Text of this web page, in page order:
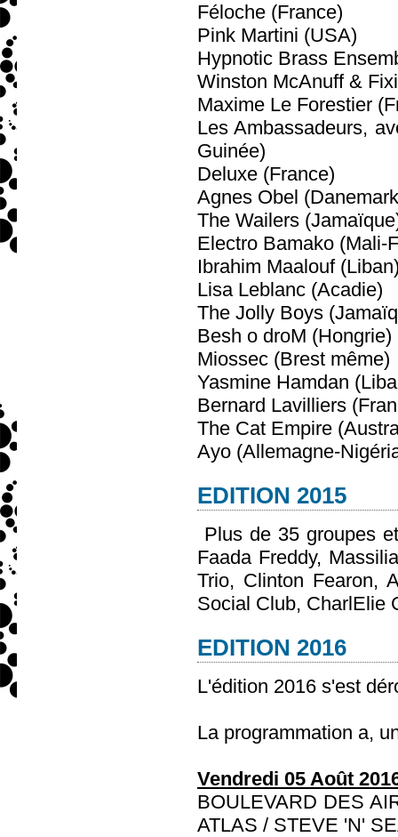
Féloche (France)
Pink Martini (USA)
Hypnotic Brass
Winston McAnuff &
Maxime Le Forestier
Les Ambassadeurs,
Guinée)
Deluxe (France)
Agnes Obel
The Wailers
Electro Bamako (Mali-
Ibrahim Maalouf
Lisa Leblanc (Acadie)
The Jolly Boys
Besh o droM (Hongrie)
Miossec (Brest même)
Yasmine Hamdan
Bernard Lavilliers
The Cat Empire
Ayo (Allemagne-
EDITION 2015
Plus de 35 groupes
Faada Freddy,
Trio, Clinton Fearon,
Social Club, CharlElie
EDITION 2016
L'édition 2016 s'est
La programmation a,
Vendredi 05 Août
BOULEVARD DES
ATLAS / STEVE 'N'